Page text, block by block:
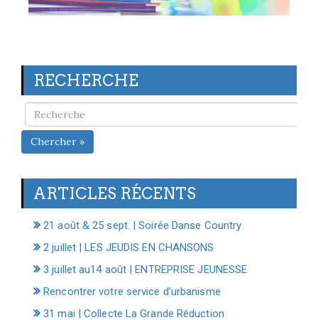
RECHERCHE
Chercher »
ARTICLES RÉCENTS
21 août & 25 sept. | Soirée Danse Country
2 juillet | LES JEUDIS EN CHANSONS
3 juillet au14 août | ENTREPRISE JEUNESSE
Rencontrer votre service d’urbanisme
31 mai | Collecte La Grande Réduction